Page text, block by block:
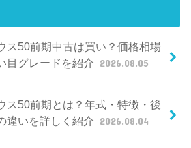
ス50前期中古は買い？価格相場
目グレードを紹介 2026.08.05
ス50前期とは？年式・特徴・後
違いを詳しく紹介 2026.08.04